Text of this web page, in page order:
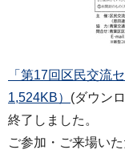
「第17回区民交流
1,524KB） (ダウン
終了しました。
ご参加・ご来場い